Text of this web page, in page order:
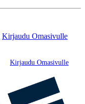
Kirjaudu Omasivulle
Kirjaudu Omasivulle